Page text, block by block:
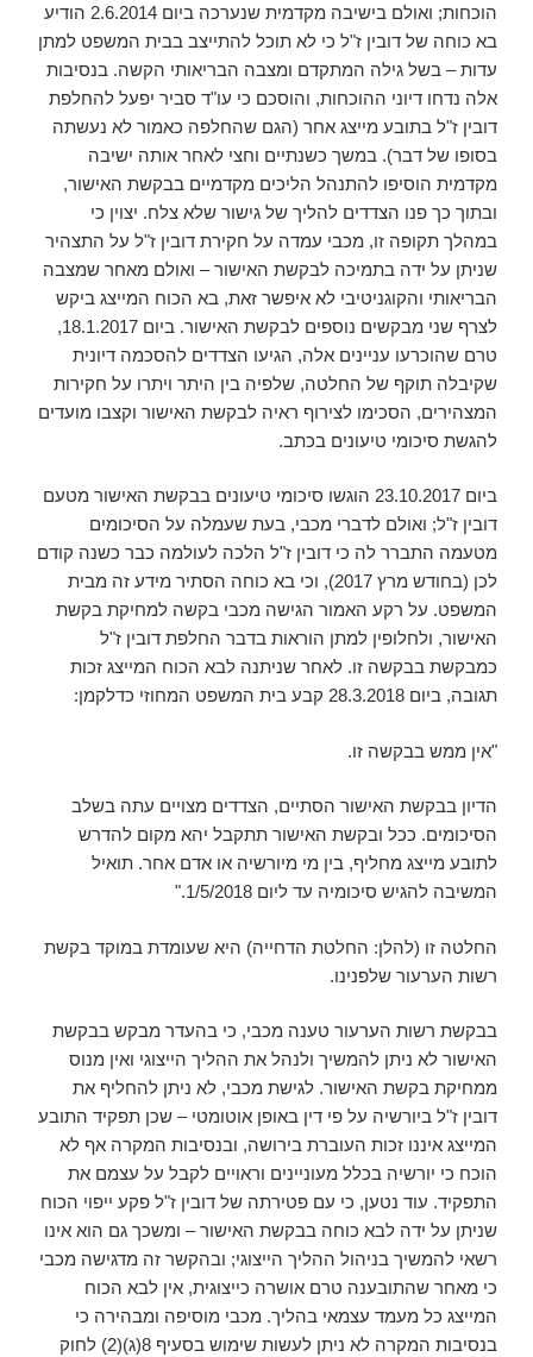
הוכחות; ואולם בישיבה מקדמית שנערכה ביום 2.6.2014 הודיע
בא כוחה של דובין ז"ל כי לא תוכל להתייצב בבית המשפט למתן
עדות – בשל גילה המתקדם ומצבה הבריאותי הקשה. בנסיבות
אלה נדחו דיוני ההוכחות, והוסכם כי עו"ד סביר יפעל להחלפת
דובין ז"ל בתובע מייצג אחר (הגם שהחלפה כאמור לא נעשתה
בסופו של דבר). במשך כשנתיים וחצי לאחר אותה ישיבה
מקדמית הוסיפו להתנהל הליכים מקדמיים בבקשת האישור,
ובתוך כך פנו הצדדים להליך של גישור שלא צלח. יצוין כי
במהלך תקופה זו, מכבי עמדה על חקירת דובין ז"ל על התצהיר
שניתן על ידה בתמיכה לבקשת האישור – ואולם מאחר שמצבה
הבריאותי והקוגניטיבי לא איפשר זאת, בא הכוח המייצג ביקש
לצרף שני מבקשים נוספים לבקשת האישור. ביום 18.1.2017,
טרם שהוכרעו עניינים אלה, הגיעו הצדדים להסכמה דיונית
שקיבלה תוקף של החלטה, שלפיה בין היתר ויתרו על חקירות
המצהירים, הסכימו לצירוף ראיה לבקשת האישור וקצבו מועדים
להגשת סיכומי טיעונים בכתב.
ביום 23.10.2017 הוגשו סיכומי טיעונים בבקשת האישור מטעם
דובין ז"ל; ואולם לדברי מכבי, בעת שעמלה על הסיכומים
מטעמה התברר לה כי דובין ז"ל הלכה לעולמה כבר כשנה קודם
לכן (בחודש מרץ 2017), וכי בא כוחה הסתיר מידע זה מבית
המשפט. על רקע האמור הגישה מכבי בקשה למחיקת בקשת
האישור, ולחלופין למתן הוראות בדבר החלפת דובין ז"ל
כמבקשת בבקשה זו. לאחר שניתנה לבא הכוח המייצג זכות
תגובה, ביום 28.3.2018 קבע בית המשפט המחוזי כדלקמן:
"אין ממש בבקשה זו.
הדיון בבקשת האישור הסתיים, הצדדים מצויים עתה בשלב
הסיכומים. ככל ובקשת האישור תתקבל יהא מקום להדרש
לתובע מייצג מחליף, בין מי מיורשיה או אדם אחר. תואיל
המשיבה להגיש סיכומיה עד ליום 1/5/2018."
החלטה זו (להלן: החלטת הדחייה) היא שעומדת במוקד בקשת
רשות הערעור שלפנינו.
בבקשת רשות הערעור טענה מכבי, כי בהעדר מבקש בבקשת
האישור לא ניתן להמשיך ולנהל את ההליך הייצוגי ואין מנוס
ממחיקת בקשת האישור. לגישת מכבי, לא ניתן להחליף את
דובין ז"ל ביורשיה על פי דין באופן אוטומטי – שכן תפקיד התובע
המייצג איננו זכות העוברת בירושה, ובנסיבות המקרה אף לא
הוכח כי יורשיה בכלל מעוניינים וראויים לקבל על עצמם את
התפקיד. עוד נטען, כי עם פטירתה של דובין ז"ל פקע ייפוי הכוח
שניתן על ידה לבא כוחה בבקשת האישור – ומשכך גם הוא אינו
רשאי להמשיך בניהול ההליך הייצוגי; ובהקשר זה מדגישה מכבי
כי מאחר שהתובענה טרם אושרה כייצוגית, אין לבא הכוח
המייצג כל מעמד עצמאי בהליך. מכבי מוסיפה ומבהירה כי
בנסיבות המקרה לא ניתן לעשות שימוש בסעיף 8(ג)(2) לחוק